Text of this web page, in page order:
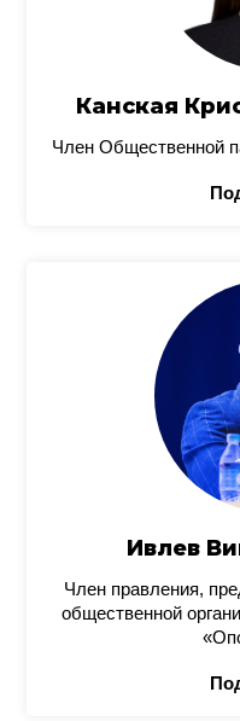
Канская
Член Общественной
Ивлев
Член правления,
общественной